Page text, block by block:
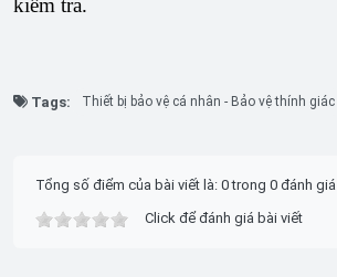
kiểm tra.
Tags: Thiết bị bảo vệ cá nhân - Bảo vệ thính giác
Tổng số điểm của bài viết là: 0 trong 0 đánh giá
Click để đánh giá bài viết